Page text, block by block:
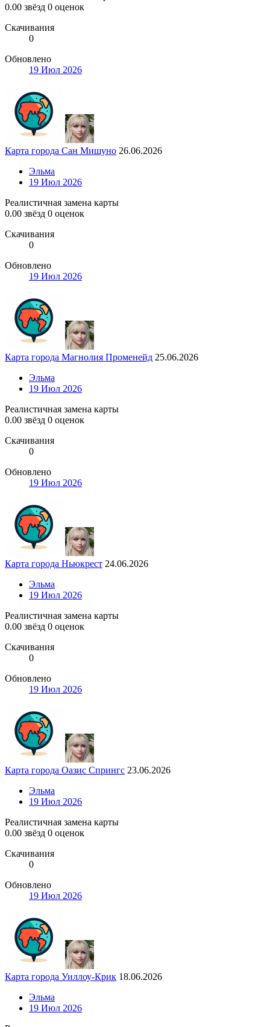
0.00 звёзд 0 оценок
Скачивания
0
Обновлено
19 Июл 2026
Карта города Сан Мишуно 26.06.2026
Эльма
19 Июл 2026
Реалистичная замена карты
0.00 звёзд 0 оценок
Скачивания
0
Обновлено
19 Июл 2026
Карта города Магнолия Променейд 25.06.2026
Эльма
19 Июл 2026
Реалистичная замена карты
0.00 звёзд 0 оценок
Скачивания
0
Обновлено
19 Июл 2026
Карта города Ньюкрест 24.06.2026
Эльма
19 Июл 2026
Реалистичная замена карты
0.00 звёзд 0 оценок
Скачивания
0
Обновлено
19 Июл 2026
Карта города Оазис Спрингс 23.06.2026
Эльма
19 Июл 2026
Реалистичная замена карты
0.00 звёзд 0 оценок
Скачивания
0
Обновлено
19 Июл 2026
Карта города Уиллоу-Крик 18.06.2026
Эльма
19 Июл 2026